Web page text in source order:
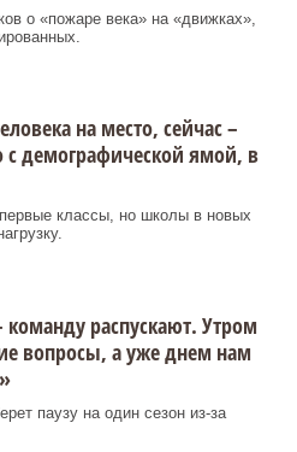
о «пожаре века» на «движках»,
на место, сейчас –
с демографической ямой, в
классы, но школы в новых
команду распускают. Утром
вопросы, а уже днем нам
паузу на один сезон из-за